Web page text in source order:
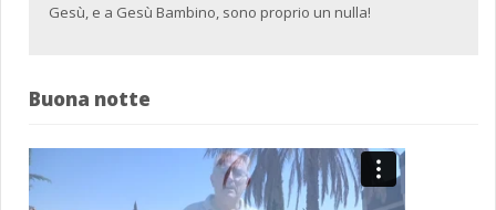
Gesù, e a Gesù Bambino, sono proprio un nulla!
Buona notte